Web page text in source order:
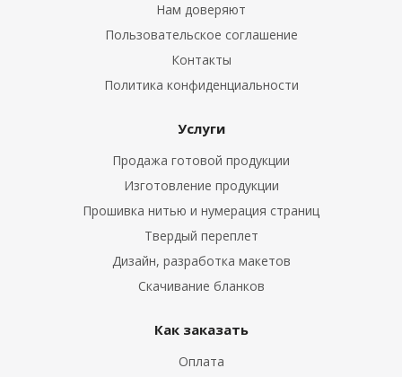
Нам доверяют
Пользовательское соглашение
Контакты
Политика конфиденциальности
Услуги
Продажа готовой продукции
Изготовление продукции
Прошивка нитью и нумерация страниц
Твердый переплет
Дизайн, разработка макетов
Скачивание бланков
Как заказать
Оплата